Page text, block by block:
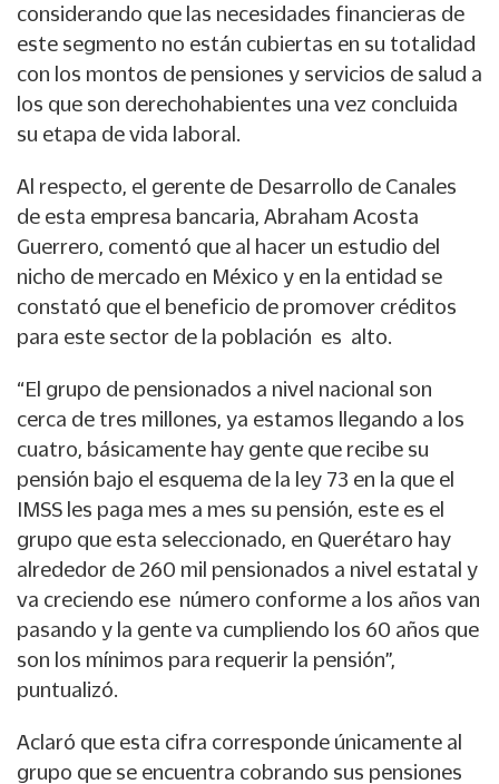
considerando que las necesidades financieras de
este segmento no están cubiertas en su totalidad
con los montos de pensiones y servicios de salud a
los que son derechohabientes una vez concluida
su etapa de vida laboral.
Al respecto, el gerente de Desarrollo de Canales
de esta empresa bancaria, Abraham Acosta
Guerrero, comentó que al hacer un estudio del
nicho de mercado en México y en la entidad se
constató que el beneficio de promover créditos
para este sector de la población es alto.
“El grupo de pensionados a nivel nacional son
cerca de tres millones, ya estamos llegando a los
cuatro, básicamente hay gente que recibe su
pensión bajo el esquema de la ley 73 en la que el
IMSS les paga mes a mes su pensión, este es el
grupo que esta seleccionado, en Querétaro hay
alrededor de 260 mil pensionados a nivel estatal y
va creciendo ese número conforme a los años van
pasando y la gente va cumpliendo los 60 años que
son los mínimos para requerir la pensión”,
puntualizó.
Aclaró que esta cifra corresponde únicamente al
grupo que se encuentra cobrando sus pensiones